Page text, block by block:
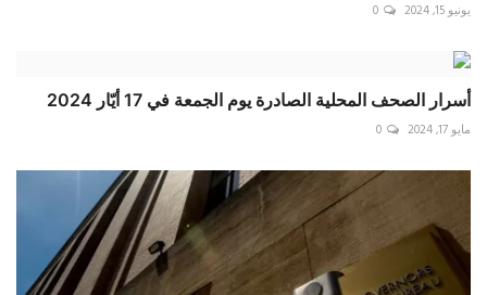
يونيو 15, 2024 0
أسرار الصحف المحلية الصادرة يوم الجمعة في 17 أيّار 2024
مايو 17, 2024 0